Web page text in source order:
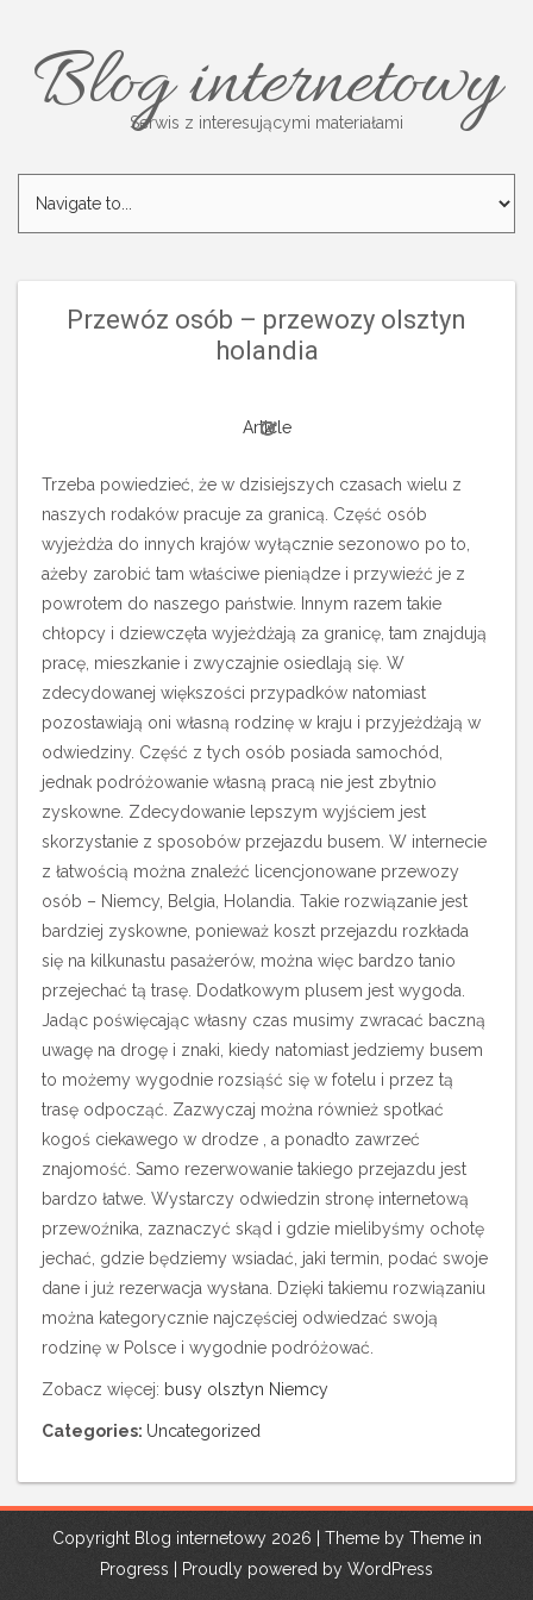
Blog internetowy
Serwis z interesującymi materiałami
Przewóz osób – przewozy olsztyn
holandia
Article
Trzeba powiedzieć, że w dzisiejszych czasach wielu z
naszych rodaków pracuje za granicą. Część osób
wyjeżdża do innych krajów wyłącznie sezonowo po to,
ażeby zarobić tam właściwe pieniądze i przywieźć je z
powrotem do naszego państwie. Innym razem takie
chłopcy i dziewczęta wyjeżdżają za granicę, tam znajdują
pracę, mieszkanie i zwyczajnie osiedlają się. W
zdecydowanej większości przypadków natomiast
pozostawiają oni własną rodzinę w kraju i przyjeżdżają w
odwiedziny. Część z tych osób posiada samochód,
jednak podróżowanie własną pracą nie jest zbytnio
zyskowne. Zdecydowanie lepszym wyjściem jest
skorzystanie z sposobów przejazdu busem. W internecie
z łatwością można znaleźć licencjonowane przewozy
osób – Niemcy, Belgia, Holandia. Takie rozwiązanie jest
bardziej zyskowne, ponieważ koszt przejazdu rozkłada
się na kilkunastu pasażerów, można więc bardzo tanio
przejechać tą trasę. Dodatkowym plusem jest wygoda.
Jadąc poświęcając własny czas musimy zwracać baczną
uwagę na drogę i znaki, kiedy natomiast jedziemy busem
to możemy wygodnie rozsiąść się w fotelu i przez tą
trasę odpocząć. Zazwyczaj można również spotkać
kogoś ciekawego w drodze , a ponadto zawrzeć
znajomość. Samo rezerwowanie takiego przejazdu jest
bardzo łatwe. Wystarczy odwiedzin stronę internetową
przewoźnika, zaznaczyć skąd i gdzie mielibyśmy ochotę
jechać, gdzie będziemy wsiadać, jaki termin, podać swoje
dane i już rezerwacja wysłana. Dzięki takiemu rozwiązaniu
można kategorycznie najczęściej odwiedzać swoją
rodzinę w Polsce i wygodnie podróżować.
Zobacz więcej: busy olsztyn Niemcy
Categories: Uncategorized
Copyright Blog internetowy 2026 | Theme by Theme in
Progress
Proudly powered by WordPress